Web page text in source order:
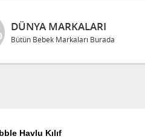
DÜNYA MARKALARI
Bütün Bebek Markaları Burada
Havlu Kılıf